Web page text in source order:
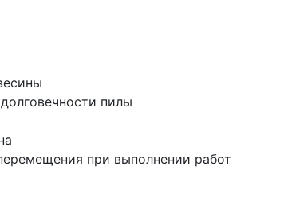
пилы
при выполнении работ